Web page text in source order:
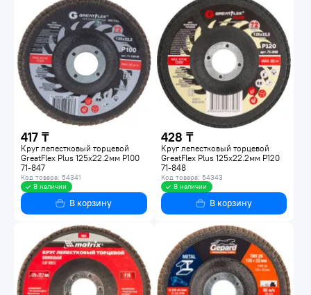
417 ₸
Круг лепестковый торцевой
GreatFlex Plus 125х22.2мм P100
71-847
Код товара: 54341
В наличии
В корзину
428 ₸
Круг лепестковый торцевой
GreatFlex Plus 125х22.2мм P120
71-848
Код товара: 54343
В наличии
В корзину